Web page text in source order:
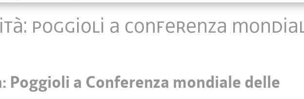
Poggioli a Conferenza
Poggioli a Conferenza mondiale delle